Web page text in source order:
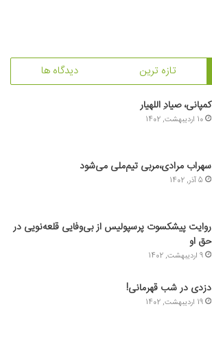
تازه ترین دیدگاه ها
کمپانی، صیادِ اللهیار
10 اردیبهشت, 1402
سهراب مرادی،مربی تیم‌ملی می‌شود
5 آذر, 1402
روایت پیشکسوت پرسپولیس از بی‌وفایی قلعه‌نویی در
حق او
9 اردیبهشت, 1402
دزدی در شب قهرمانی!
19 اردیبهشت, 1402